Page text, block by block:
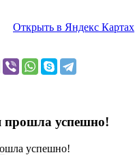
Открыть в Яндекс Картах
прошла успешно!
успешно!